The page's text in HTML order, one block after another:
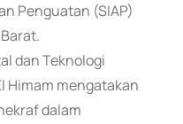
Penguatan (SIAP)
dan Teknologi
Himam mengatakan
dalam